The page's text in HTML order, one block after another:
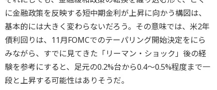
に金融政策を反映する短中期金利が上昇に向かう構図は、
基本的には大きく変わらないだろう。その意味では、米2年
債利回りは、11月FOMCでのテーパリング開始決定をにら
みながら、すでに見てきた「リーマン・ショック」後の経
験を参考にすると、足元の0.2%台から0.4～0.5%程度まで一
段と上昇する可能性はありそうだ。